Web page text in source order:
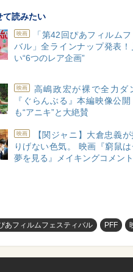
て読みたい
映画
「第42回ぴあフィルム
バル」全ラインナップ発表！
い“6つのレア企画”
映画
高嶋政宏が裸で全力ダ
『ぐらんぶる』本編映像公
も“アニキ”と大絶賛
映画
【関ジャニ】大倉忠義
りげない色気。 映画『窮鼠
夢を見る』メイキングコメント
あフィルムフェスティバル PFF